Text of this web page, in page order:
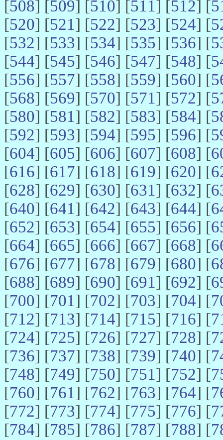
[508] [509] [510] [511] [512] [
[520] [521] [522] [523] [524] [
[532] [533] [534] [535] [536] [
[544] [545] [546] [547] [548] [
[556] [557] [558] [559] [560] [
[568] [569] [570] [571] [572] [
[580] [581] [582] [583] [584] [
[592] [593] [594] [595] [596] [
[604] [605] [606] [607] [608] [
[616] [617] [618] [619] [620] [
[628] [629] [630] [631] [632] [
[640] [641] [642] [643] [644] [
[652] [653] [654] [655] [656] [
[664] [665] [666] [667] [668] [
[676] [677] [678] [679] [680] [
[688] [689] [690] [691] [692] [
[700] [701] [702] [703] [704] [
[712] [713] [714] [715] [716] [
[724] [725] [726] [727] [728] [
[736] [737] [738] [739] [740] [
[748] [749] [750] [751] [752] [
[760] [761] [762] [763] [764] [
[772] [773] [774] [775] [776] [
[784] [785] [786] [787] [788] [